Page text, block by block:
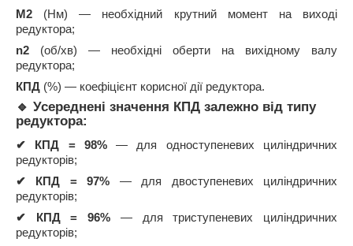
M2 (Нм) — необхідний крутний момент на виході
редуктора;
n2 (об/хв) — необхідні оберти на вихідному валу
редуктора;
КПД (%) — коефіцієнт корисної дії редуктора.
🔹 Усереднені значення КПД залежно від типу
редуктора:
✔ КПД = 98%— для одноступеневих циліндричних
редукторів;
✔
КПД = 97% — для двоступеневих циліндричних
редукторів;
✔
КПД = 96% — для триступеневих циліндричних
редукторів;